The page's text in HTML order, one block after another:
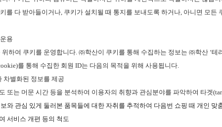
를 다 받아들이거나, 쿠키가 설치될 때 통지를 보내도록 하거나, 아니면 모든
운용
위하여 쿠키를 운영합니다. ㈜학산이 쿠키를 통해 수집하는 정보는 ㈜학산 ‘테
를 통해 수집한 회원 ID는 다음의 목적을 위해 사용됩니다.
차별화된 정보를 제공
또는 머문 시간 등을 분석하여 이용자의 취향과 관심분야를 파악하여 타겟
와 관심 있게 둘러본 품목들에 대한 자취를 추적하여 다음번 쇼핑 때 개인 맞
서비스 개편 등의 척도